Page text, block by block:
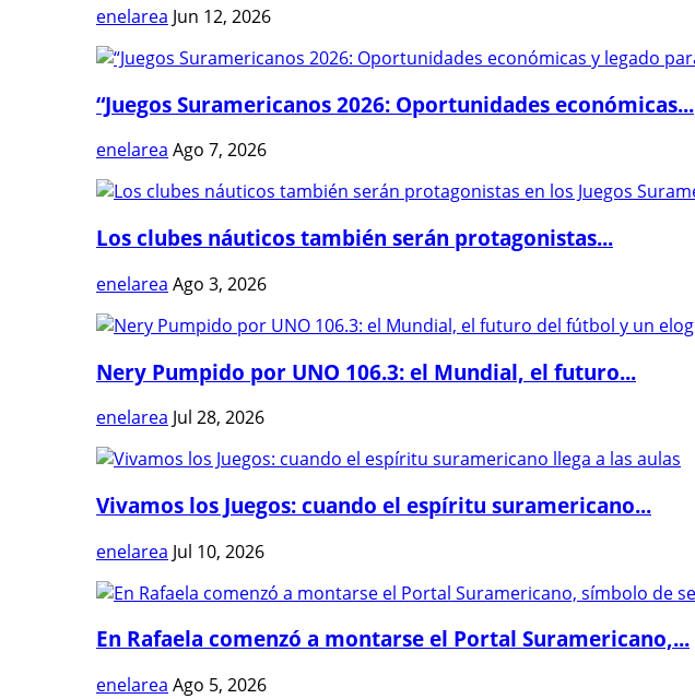
enelarea Jun 12, 2026
“Juegos Suramericanos 2026: Oportunidades económicas...
enelarea Ago 7, 2026
Los clubes náuticos también serán protagonistas...
enelarea Ago 3, 2026
Nery Pumpido por UNO 106.3: el Mundial, el futuro...
enelarea Jul 28, 2026
Vivamos los Juegos: cuando el espíritu suramericano...
enelarea Jul 10, 2026
En Rafaela comenzó a montarse el Portal Suramericano,...
enelarea Ago 5, 2026